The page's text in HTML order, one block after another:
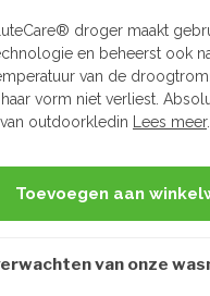
droger maakt
en beheerst ook
van de
vorm niet verliest.
outdoorkledin Lees meer.
Toevoegen aan
van onze